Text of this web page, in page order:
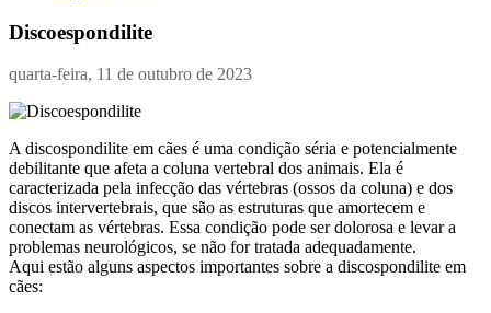
Discoespondilite
quarta-feira, 11 de outubro de 2023
A discospondilite em cães é uma condição séria e potencialmente
debilitante que afeta a coluna vertebral dos animais. Ela é
caracterizada pela infecção das vértebras (ossos da coluna) e dos
discos intervertebrais, que são as estruturas que amortecem e
conectam as vértebras. Essa condição pode ser dolorosa e levar a
problemas neurológicos, se não for tratada adequadamente.
Aqui estão alguns aspectos importantes sobre a discospondilite em
cães: